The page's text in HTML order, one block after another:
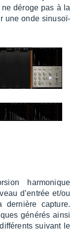
déroge pas à la
une onde sinu­soï­
harmo­nique
d’en­trée et/ou
capture.
géné­rés ainsi
suivant le